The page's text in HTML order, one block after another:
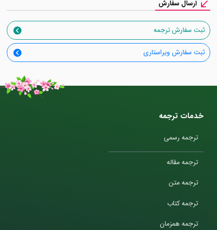
ارسال سفارش
ثبت سفارش ترجمه
ثبت سفارش ویراستاری
خدمات ترجمه
ترجمه رسمی
ترجمه مقاله
ترجمه متن
ترجمه کتاب
ترجمه همزمان